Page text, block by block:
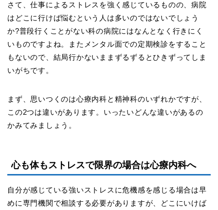
さて、仕事によるストレスを強く感じているものの、病院
はどこに行けば悩むという人は多いのではないでしょう
か?普段行くことがない科の病院にはなんとなく行きにく
いものですよね。またメンタル面での定期検診をすること
もないので、結局行かないままずるずるとひきずってしま
いがちです。
まず、思いつくのは心療内科と精神科のいずれかですが、
この2つは違いがあります。いったいどんな違いがあるの
かみてみましょう。
心も体もストレスで限界の場合は心療内科へ
自分が感じている強いストレスに危機感を感じる場合は早
めに専門機関で相談する必要がありますが、どこにいけば